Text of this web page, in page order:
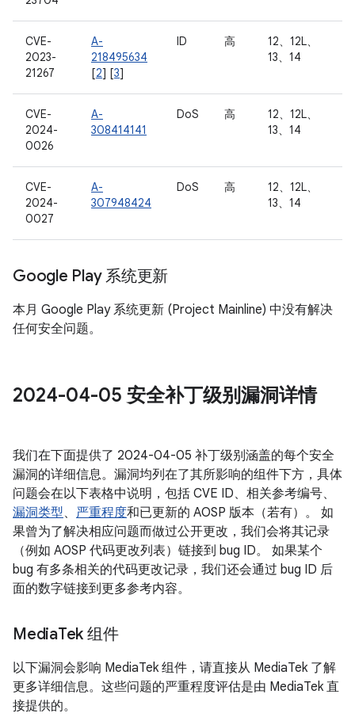
CVE-
2023-
21267
A-
218495634
[2] [3]
ID 高
12、12L、
13、14
CVE-
2024-
0026
A-
308414141
DoS 高
12、12L、
13、14
CVE-
2024-
0027
A-
307948424
DoS 高
12、12L、
13、14
Google Play 系统更新
本月 Google Play 系统更新 (Project Mainline) 中没有解决
任何安全问题。
2024-04-05 安全补丁级别漏洞详情
我们在下面提供了 2024-04-05 补丁级别涵盖的每个安全
漏洞的详细信息。漏洞均列在了其所影响的组件下方，具体
问题会在以下表格中说明，包括 CVE ID、相关参考编号、
漏洞类型、 严重程度和已更新的 AOSP 版本（若有）。 如
果曾为了解决相应问题而做过公开更改，我们会将其记录
（例如 AOSP 代码更改列表）链接到 bug ID。 如果某个
bug 有多条相关的代码更改记录，我们还会通过 bug ID 后
面的数字链接到更多参考内容。
MediaTek 组件
以下漏洞会影响 MediaTek 组件，请直接从 MediaTek 了解
更多详细信息。这些问题的严重程度评估是由 MediaTek 直
接提供的。